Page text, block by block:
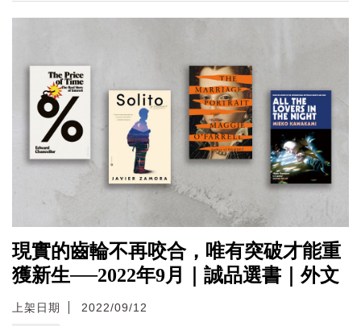
現實的齒輪不再咬合，唯有突破才能重
獲新生──2022年9月｜誠品選書｜外文
上架日期 2022/09/12